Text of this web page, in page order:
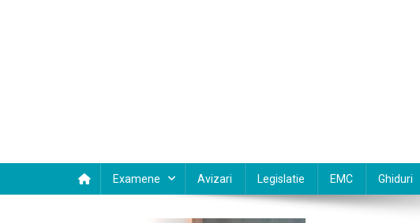
Examene Avizari Legislatie EMC Ghiduri